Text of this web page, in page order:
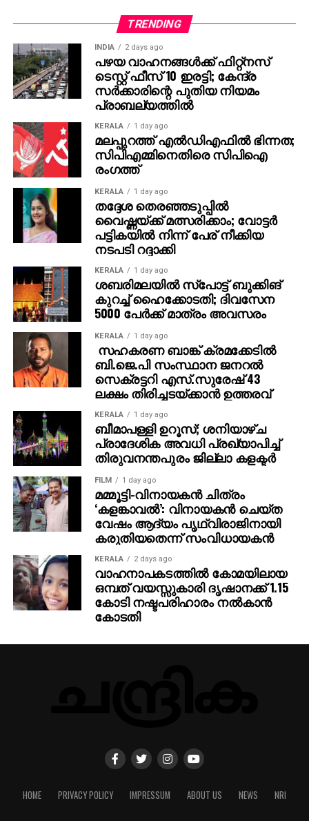
തങ്ങള്‍ക്ക് മനസ്സിലുണ്ടായിരുന്നതുപോലെ തന്നെയാണ്
പൃഥ്വിരാജും ആ വേഷം മമ്മൂക്ക ചെയ്യണം എന്ന്
നിര്‍ദേശിച്ചതെന്നും അദ്ദേഹം വെളിപ്പെടുത്തി. ജിതിന്‍
കെ. ജോസ് പറഞ്ഞു പോലെ, വിനായകന്‍ അവതരിപ്പിച്ച
വേഷം തന്നെയാണ് ആദ്യം പൃഥ്വിരാജിന്
പരിഗണിച്ചത്. മമ്മൂട്ടി കമ്പനി നിര്‍മിച്ച ‘കളങ്കാവല്‍’
നവംബര്‍ 27ന് തീയേറ്ററുകളില്‍ റിലീസ് ചെയ്യും.
TRENDING
INDIA 2 days ago
പഴയ വാഹനങ്ങള്‍ക്ക് ഫിറ്റ്‌നസ്
ടെസ്റ്റ് ഫീസ് 10 ഇരട്ടി; കേന്ദ്ര
സര്‍ക്കാരിന്റെ പുതിയ നിയമം
പ്രാബല്യത്തില്‍
KERALA 1 day ago
മലപ്പുറത്ത് എല്‍ഡിഎഫില്‍ ഭിന്നത;
സിപിഎമ്മിനെതിരെ സിപിഐ
രംഗത്ത്
KERALA 1 day ago
തദ്ദേശ തെരഞ്ഞടുപ്പില്‍
വൈഷ്ണയ്ക്ക് മത്സരിക്കാം; വോട്ടര്‍
പട്ടികയില്‍ നിന്ന് പേര് നീക്കിയ
നടപടി റദ്ദാക്കി
KERALA 1 day ago
ശബരിമലയില്‍ സ്‌പോട്ട് ബുക്കിങ്
കുറച്ച് ഹൈക്കോടതി; ദിവസേന
5000 പേര്‍ക്ക് മാത്രം അവസരം
KERALA 1 day ago
സഹകരണ ബാങ്ക് ക്രമക്കേടില്‍
ബി.ജെ.പി സംസ്ഥാന ജനറല്‍
സെക്രട്ടറി എസ്.സുരേഷ് 43
ലക്ഷം തിരിച്ചടയ്ക്കാന്‍ ഉത്തരവ്
KERALA 1 day ago
ബീമാപള്ളി ഉറൂസ്; ശനിയാഴ്ച
പ്രാദേശിക അവധി പ്രഖ്യാപിച്ച്
തിരുവനന്തപുരം ജില്ലാ കളക്ടര്‍
FILM 1 day ago
മമ്മൂട്ടി-വിനായകന്‍ ചിത്രം
‘കളങ്കാവല്‍’: വിനായകന്‍ ചെയ്ത
വേഷം ആദ്യം പൃഥ്വിരാജിനായി
കരുതിയതെന്ന് സംവിധായകന്‍
KERALA 2 days ago
വാഹനാപകടത്തില്‍ കോമയിലായ
ഒമ്പത് വയസ്സുകാരി ദൃഷാനക്ക് 1.15
കോടി നഷ്ടപരിഹാരം നല്‍കാന്‍
കോടതി
HOME PRIVACY POLICY IMPRESSUM ABOUT US NEWS NRI